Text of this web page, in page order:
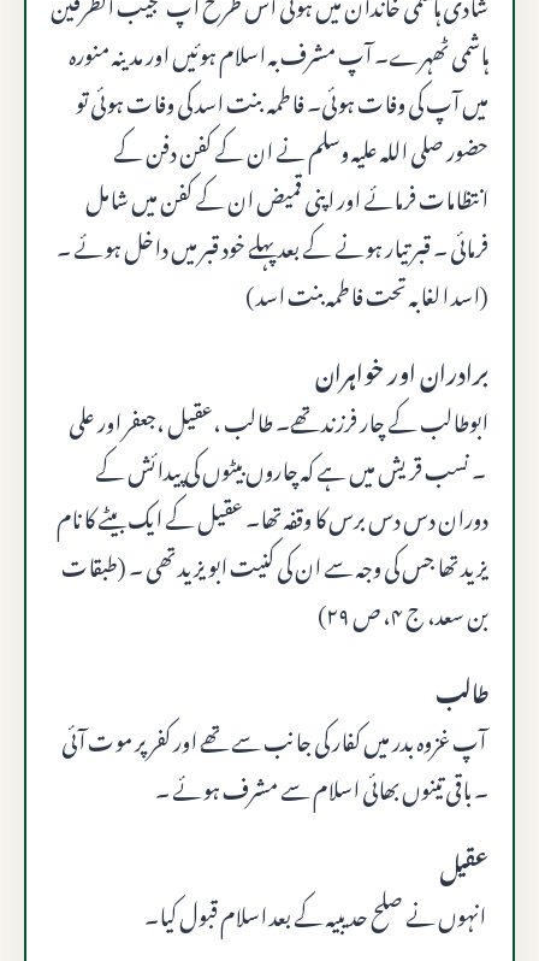
ہاشمی ٹھہرے۔ آپ مشرف بہ اسلام ہوئیں اور مدینہ منورہ
میں آپ کی وفات ہوئی۔ فاطمہ بنت اسد کی وفات ہوئی تو
حضور صلى الله عليه وسلم نے ان کے کفن دفن کے
انتظامات فرمائے اور اپنی قمیض ان کے کفن میں شامل
فرمائی ۔ قبر تیار ہونے کے بعد پہلے خود قبر میں داخل ہوئے ۔
(اسد الغابہ تحت فاطمہ بنت اسد )
برادران اور خواہران
ابوطالب کے چار فرزند تھے۔ طالب ،عقیل ،جعفر اور علی
۔ نسب قریش میں ہے کہ چاروں بیٹوں کی پیدائش کے
دوران دس دس برس کا وقفہ تھا۔ عقیل کے ایک بیٹے کا نام
یزید تھا جس کی وجہ سے ان کی کنیت ابو یزید تھی ۔ (طبقات
بن سعد، ج ۴، ص ۲۹)
طالب
آپ غزوہ بدر میں کفار کی جانب سے تھے اور کفر پر موت آئی
۔ باقی تینوں بھائی اسلام سے مشرف ہوئے ۔
عقیل
انہوں نے صلح حدیبیہ کے بعد اسلام قبول کیا۔